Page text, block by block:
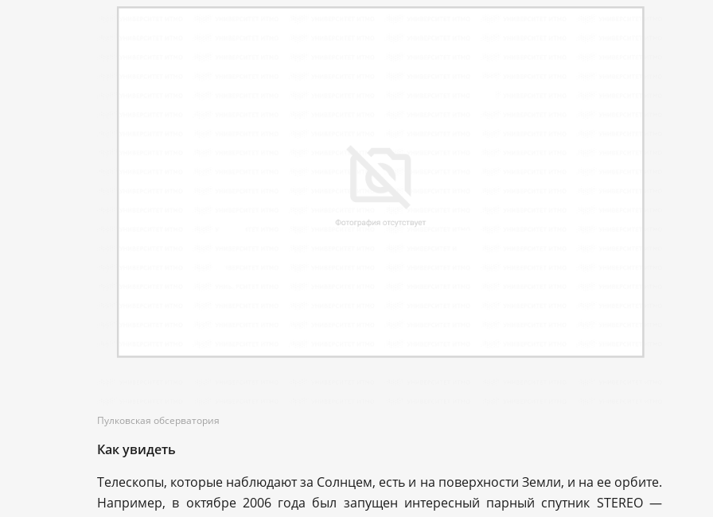
Пулковская обсерватория
Как увидеть
Телескопы, которые наблюдают за Солнцем, есть и на поверхности Земли, и на ее орбите.
Например, в октябре 2006 года был запущен интересный парный спутник STEREO —